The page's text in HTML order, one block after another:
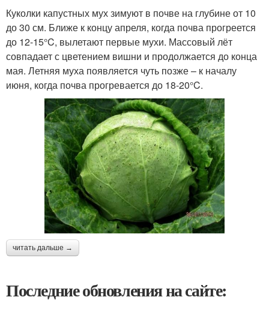
Куколки капустных мух зимуют в почве на глубине от 10
до 30 см. Ближе к концу апреля, когда почва прогреется
до 12-15°C, вылетают первые мухи. Массовый лёт
совпадает с цветением вишни и продолжается до конца
мая. Летняя муха появляется чуть позже – к началу
июня, когда почва прогревается до 18-20°C.
читать дальше →
Последние обновления на сайте: